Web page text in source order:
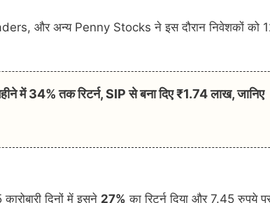
और अन्य Penny Stocks ने इस दौरान निवेशकों को
34% तक रिटर्न, SIP से बना दिए ₹1.74 लाख, जानिए
दिनों में इसने 27% का रिटर्न दिया और 7.45 रुपये